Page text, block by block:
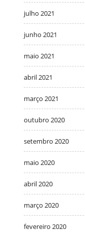
julho 2021
junho 2021
maio 2021
abril 2021
março 2021
outubro 2020
setembro 2020
maio 2020
abril 2020
março 2020
fevereiro 2020